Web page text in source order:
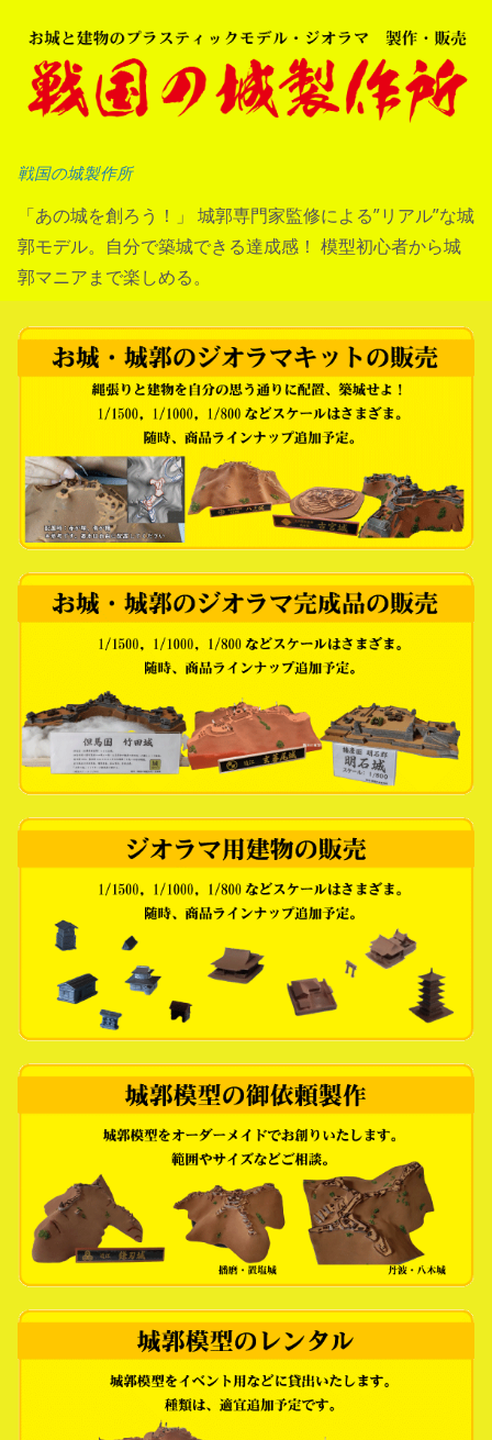
戦国の城製作所
「あの城を創ろう！」 城郭専門家監修による”リアル”な城
郭モデル。自分で築城できる達成感！ 模型初心者から城
郭マニアまで楽しめる。